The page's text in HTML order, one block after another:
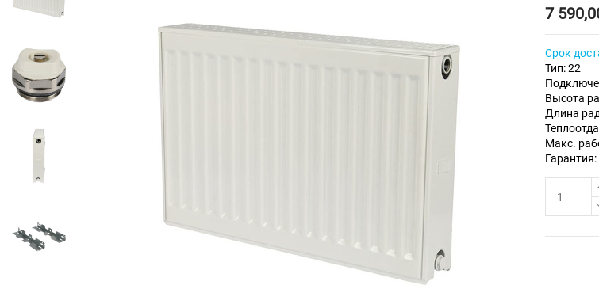
7
Срок
Тип: 22
Высота
Длина
Макс.
Гарантия: